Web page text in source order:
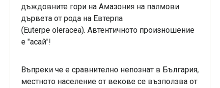
дъждовните гори на Амазония на палмови
дървета от рода на Евтерпа
(Euterpe oleracea). Автентичното произношение
е "асай"!
Въпреки че е сравнително непознат в България,
местното население от векове се възползва от